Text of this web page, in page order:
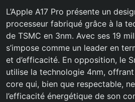
L’Apple A17 Pro présente un
processeur fabriqué grâce à la
de TSMC en 3nm. Avec ses 19
s’impose comme un leader en
et d’efficacité. En opposition, le
utilise la technologie 4nm,
core qui, bien que respectable,
l’efficacité énergétique de son